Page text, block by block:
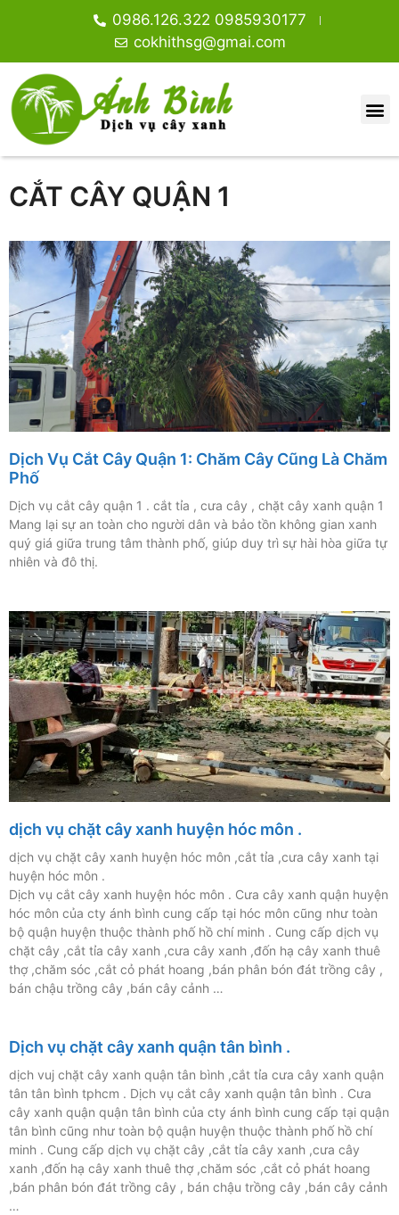
0986.126.322 0985930177
cokhithsg@gmai.com
CẮT CÂY QUẬN 1
Dịch Vụ Cắt Cây Quận 1: Chăm Cây Cũng Là Chăm
Phố
Dịch vụ cắt cây quận 1 . cắt tỉa , cưa cây , chặt cây xanh quận 1
Mang lại sự an toàn cho người dân và bảo tồn không gian xanh
quý giá giữa trung tâm thành phố, giúp duy trì sự hài hòa giữa tự
nhiên và đô thị.
dịch vụ chặt cây xanh huyện hóc môn .
dịch vụ chặt cây xanh huyện hóc môn ,cắt tỉa ,cưa cây xanh tại
huyện hóc môn .
Dịch vụ cắt cây xanh huyện hóc môn . Cưa cây xanh quận huyện
hóc môn của cty ánh bình cung cấp tại hóc môn cũng như toàn
bộ quận huyện thuộc thành phố hồ chí minh . Cung cấp dịch vụ
chặt cây ,cắt tỉa cây xanh ,cưa cây xanh ,đốn hạ cây xanh thuê
thợ ,chăm sóc ,cắt cỏ phát hoang ,bán phân bón đát trồng cây ,
bán chậu trồng cây ,bán cây cảnh …
Dịch vụ chặt cây xanh quận tân bình .
dịch vuj chặt cây xanh quận tân bình ,cắt tỉa cưa cây xanh quận
tân tân bình tphcm . Dịch vụ cắt cây xanh quận tân bình . Cưa
cây xanh quận quận tân bình của cty ánh bình cung cấp tại quận
tân bình cũng như toàn bộ quận huyện thuộc thành phố hồ chí
minh . Cung cấp dịch vụ chặt cây ,cắt tỉa cây xanh ,cưa cây
xanh ,đốn hạ cây xanh thuê thợ ,chăm sóc ,cắt cỏ phát hoang
,bán phân bón đát trồng cây , bán chậu trồng cây ,bán cây cảnh
…